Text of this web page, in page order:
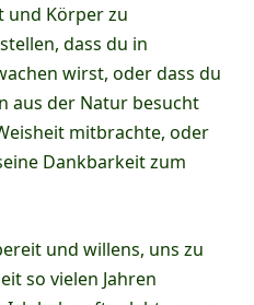
und Körper zu
dass du in
wirst, oder dass du
aus der Natur besucht
mitbrachte, oder
Dankbarkeit zum
und willens, uns zu
so vielen Jahren